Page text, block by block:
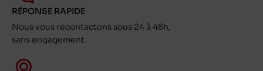
RÉPONSE RAPIDE
Nous vous recontactons sous 24 à 48h,
sans engagement.